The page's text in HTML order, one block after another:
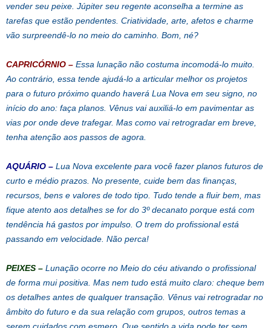
vender seu peixe. Júpiter seu regente aconselha a termine as
tarefas que estão pendentes. Criatividade, arte, afetos e charme
vão surpreendê-lo no meio do caminho. Bom, né?
CAPRICÓRNIO – Essa lunação não costuma incomodá-lo muito.
Ao contrário, essa tende ajudá-lo a articular melhor os projetos
para o futuro próximo quando haverá Lua Nova em seu signo, no
início do ano: faça planos. Vênus vai auxiliá-lo em pavimentar as
vias por onde deve trafegar. Mas como vai retrogradar em breve,
tenha atenção aos passos de agora.
AQUÁRIO – Lua Nova excelente para você fazer planos futuros de
curto e médio prazos. No presente, cuide bem das finanças,
recursos, bens e valores de todo tipo. Tudo tende a fluir bem, mas
fique atento aos detalhes se for do 3º decanato porque está com
tendência há gastos por impulso. O trem do profissional está
passando em velocidade. Não perca!
PEIXES – Lunação ocorre no Meio do céu ativando o profissional
de forma mui positiva. Mas nem tudo está muito claro: cheque bem
os detalhes antes de qualquer transação. Vênus vai retrogradar no
âmbito do futuro e da sua relação com grupos, outros temas a
serem cuidados com esmero. Que sentido a vida pode ter sem